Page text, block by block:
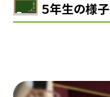
５年生の様子